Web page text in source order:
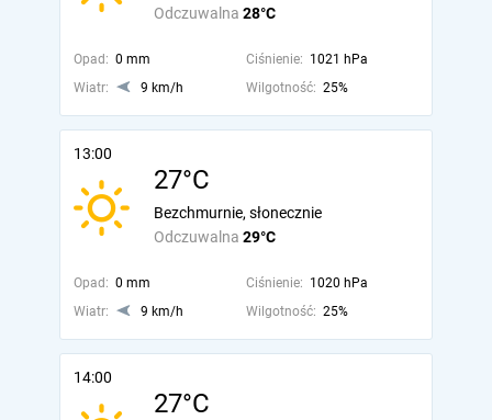
Odczuwalna 28°C
Opad: 0 mm Ciśnienie: 1021 hPa
Wiatr:
9 km/h Wilgotność: 25%
13:00
27°C
Odczuwalna 29°C
Bezchmurnie, słonecznie
Opad: 0 mm Ciśnienie: 1020 hPa
Wiatr:
9 km/h Wilgotność: 25%
14:00
27°C